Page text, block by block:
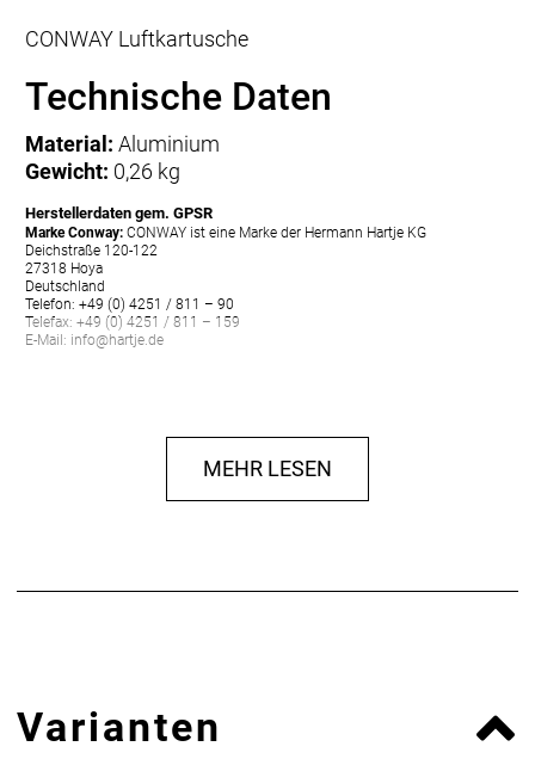
CONWAY Luftkartusche
Technische Daten
Material: Aluminium
Gewicht: 0,26 kg
Herstellerdaten gem. GPSR
Marke Conway: CONWAY ist eine Marke der Hermann Hartje KG
Deichstraße 120-122
27318 Hoya
Deutschland
Telefon: +49 (0) 4251 / 811 – 90
Telefax: +49 (0) 4251 / 811 – 159
E-Mail: info@hartje.de
MEHR LESEN
Varianten